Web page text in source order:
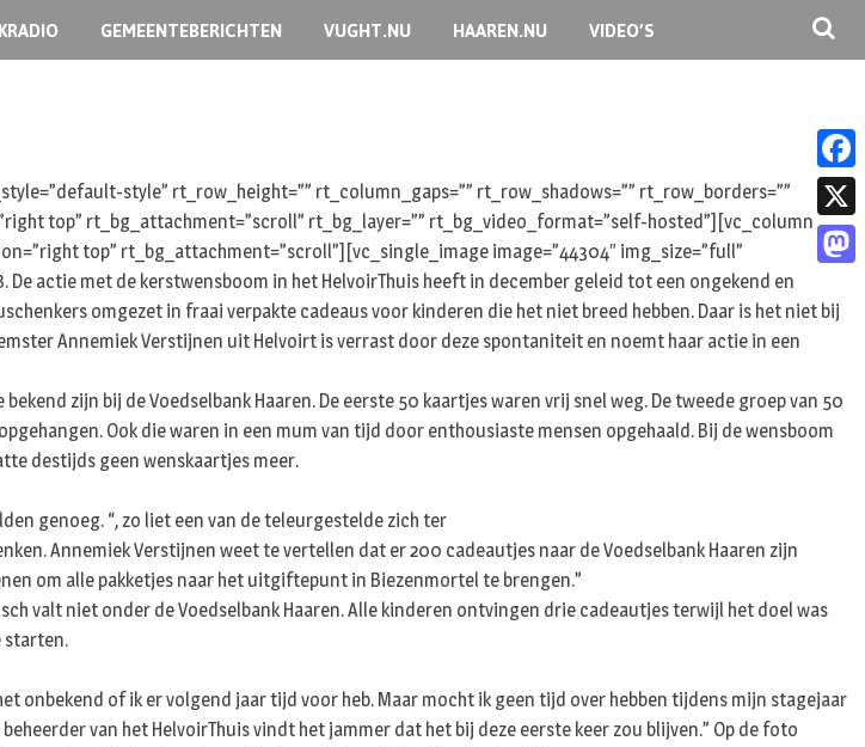
GEMEENTEBERICHTEN VUGHT.NU HAAREN.NU VIDEO’S
style” rt_row_height=”” rt_column_gaps=”” rt_row_shadows=”” rt_row_borders=””
top” rt_bg_attachment=”scroll” rt_bg_layer=”” rt_bg_video_format=”self-hosted”][vc_column
top” rt_bg_attachment=”scroll”][vc_single_image image=”44304″ img_size=”full”
actie met de kerstwensboom in het HelvoirThuis heeft in december geleid tot een ongekend en
omgezet in fraai verpakte cadeaus voor kinderen die het niet breed hebben. Daar is het niet bij
Annemiek Verstijnen uit Helvoirt is verrast door deze spontaniteit en noemt haar actie in een
zijn bij de Voedselbank Haaren. De eerste 50 kaartjes waren vrij snel weg. De tweede groep van 50
Ook die waren in een mum van tijd door enthousiaste mensen opgehaald. Bij de wensboom
destijds geen wenskaartjes meer.
genoeg. “, zo liet een van de teleurgestelde zich ter
Annemiek Verstijnen weet te vertellen dat er 200 cadeautjes naar de Voedselbank Haaren zijn
om alle pakketjes naar het uitgiftepunt in Biezenmortel te brengen.”
valt niet onder de Voedselbank Haaren. Alle kinderen ontvingen drie cadeautjes terwijl het doel was
starten.
onbekend of ik er volgend jaar tijd voor heb. Maar mocht ik geen tijd over hebben tijdens mijn stagejaar
van het HelvoirThuis vindt het jammer dat het bij deze eerste keer zou blijven.” Op de foto
F
a
c
e
o
X
a
t
o